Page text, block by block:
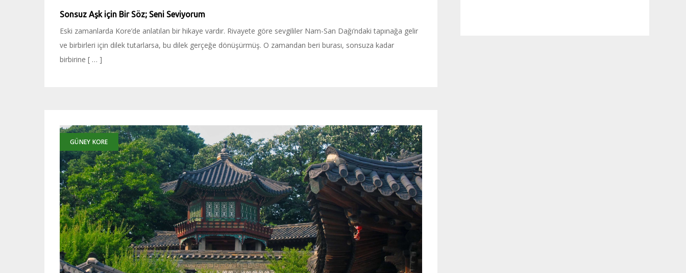
Sonsuz Aşk için Bir Söz; Seni Seviyorum
Eski zamanlarda Kore’de anlatılan bir hikaye vardır. Rivayete göre sevgililer Nam-San Dağı’ndaki tapınağa gelir
ve birbirleri için dilek tutarlarsa, bu dilek gerçeğe dönüşürmüş. O zamandan beri burası, sonsuza kadar
birbirine [ … ]
GÜNEY KORE